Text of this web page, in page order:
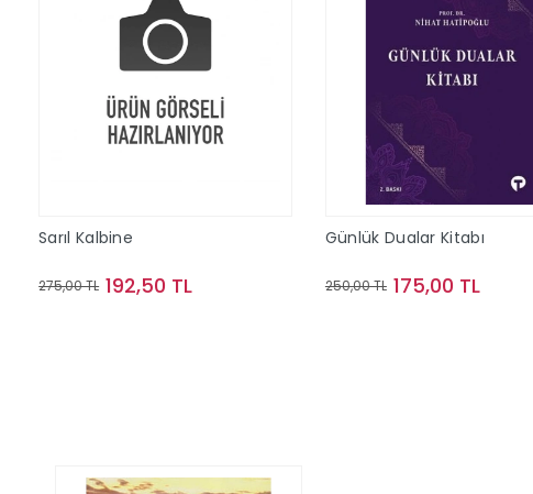
Sarıl Kalbine
275,00 TL 192,50 TL
Günlük Dualar Kitabı
250,00 TL 175,00 TL